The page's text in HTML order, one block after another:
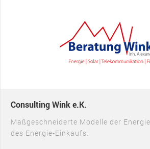
Consulting Wink e.K.
Maßgeschneiderte Modelle der
des Energie-Einkaufs.